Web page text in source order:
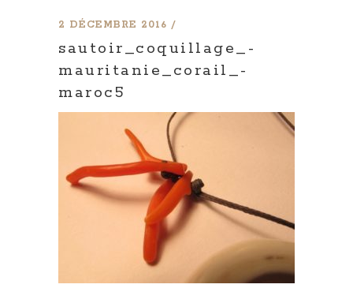
2 DÉCEMBRE 2016
sautoir_coquillage_-
mauritanie_corail_-
maroc5